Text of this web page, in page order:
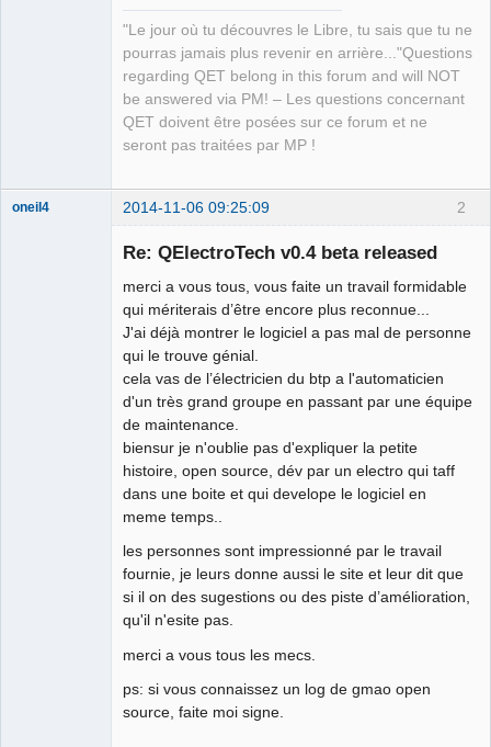
"Le jour où tu découvres le Libre, tu sais que tu ne
pourras jamais plus revenir en arrière..."Questions
regarding QET belong in this forum and will NOT
be answered via PM! – Les questions concernant
QET doivent être posées sur ce forum et ne
seront pas traitées par MP !
2
oneil4 2014-11-06 09:25:09
Re: QElectroTech v0.4 beta released
merci a vous tous, vous faite un travail formidable
qui mériterais d’être encore plus reconnue...
J'ai déjà montrer le logiciel a pas mal de personne
qui le trouve génial.
cela vas de l’électricien du btp a l'automaticien
d'un très grand groupe en passant par une équipe
de maintenance.
biensur je n'oublie pas d'expliquer la petite
histoire, open source, dév par un electro qui taff
dans une boite et qui develope le logiciel en
meme temps..
les personnes sont impressionné par le travail
fournie, je leurs donne aussi le site et leur dit que
si il on des sugestions ou des piste d’amélioration,
qu'il n'esite pas.
merci a vous tous les mecs.
ps: si vous connaissez un log de gmao open
source, faite moi signe.